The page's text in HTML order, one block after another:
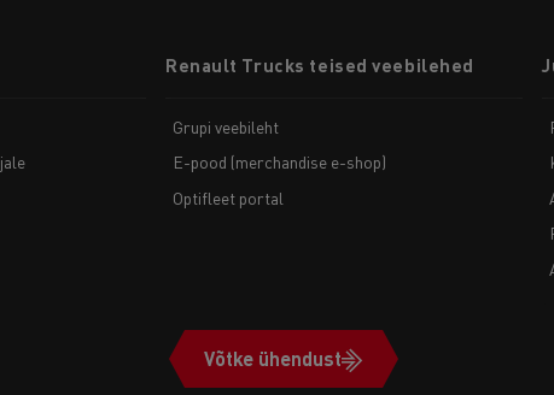
Renault Trucks teised veebilehed
Grupi veebileht
E-pood (merchandise e-shop)
Optifleet portal
Võtke ühendust